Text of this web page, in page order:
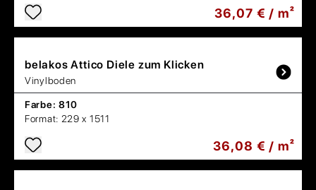
36,07 € / m²
belakosAttico Diele zum Klicken
Vinylboden
Farbe: 810
Format: 229 x 1511
36,08 € / m²